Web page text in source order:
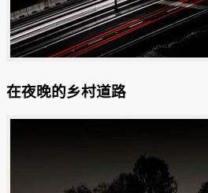
在夜晚的乡村道路